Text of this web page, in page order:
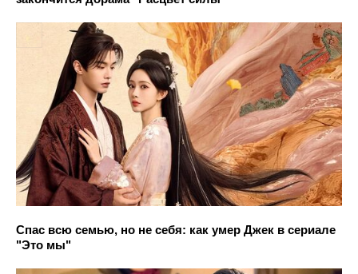
Спас всю семью, но не себя: как умер Джек в сериале
"Это мы"